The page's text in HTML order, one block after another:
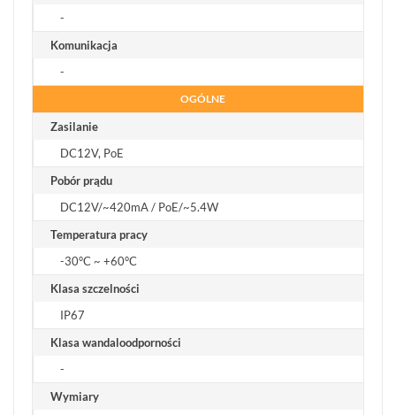
-
Komunikacja
-
OGÓLNE
Zasilanie
DC12V, PoE
Pobór prądu
DC12V/~420mA / PoE/~5.4W
Temperatura pracy
-30°C ~ +60°C
Klasa szczelności
IP67
Klasa wandaloodporności
-
Wymiary